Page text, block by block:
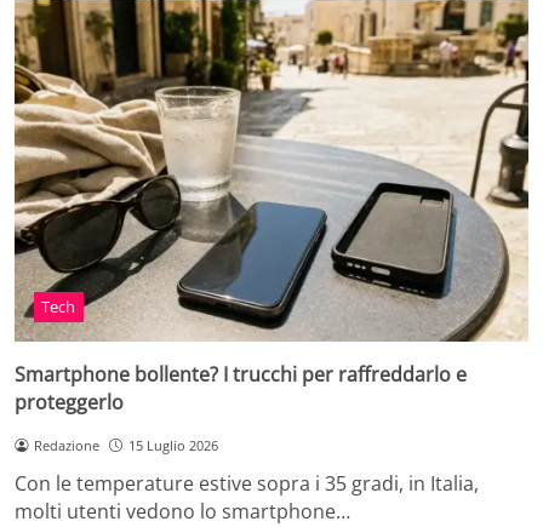
Tech
Smartphone bollente? I trucchi per raffreddarlo e
proteggerlo
Redazione 15 Luglio 2026
Con le temperature estive sopra i 35 gradi, in Italia,
molti utenti vedono lo smartphone…